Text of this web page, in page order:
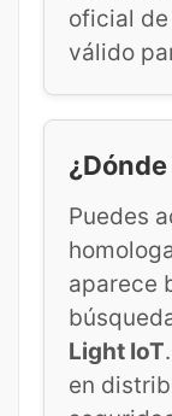
oficial
válido
Puedes
aparece
Light IoT
en